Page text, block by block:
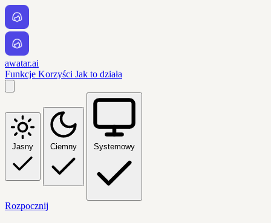
awatar.ai
Funkcje Korzyści Jak to działa
Jasny Ciemny Systemowy
Rozpocznij